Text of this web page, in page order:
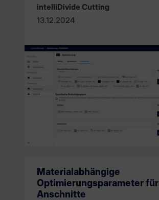
intelliDivide Cutting
13.12.2024
Materialabhängige
Optimierungsparameter für
Anschnitte